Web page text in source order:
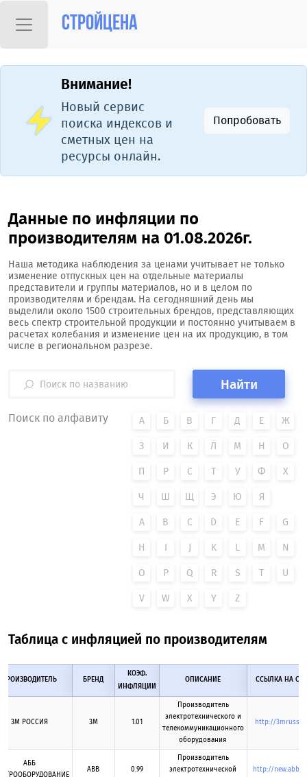
Стройцена
Внимание!
Новый сервис
поиска индексов и
сметных цен на
ресурсы онлайн.
Попробовать
Данные по инфляции по
производителям на 01.08.2026г.
Наша методика наблюдения за ценами учитывает не только
изменение отпускных цен на отдельные материалы
представители и группы материалов, но и в целом по
производителям и брендам. На сегодняшний день мы
выделили около 1500 строительных брендов, представляющих
весь спектр строительной продукции и постоянно учитываем в
расчетах колебания и изменение цен на их продукцию, в том
числе в региональном разрезе.
Найти
Поиск по алфавиту А Б В Г Д Е Ж
З И К Л М Н О
П Р С Т У Ф Х
Ч Ш Щ Э Ю Я
A B C D E F G
H I J K L M N
O P Q R S T U
V W X Y Z
Таблица с инфляцией по производителям
ПРОИЗВОДИТЕЛЬ БРЕНД
КОЭФ.
ИНФЛЯЦИИ
ОПИСАНИЕ ССЫЛКА НА
3М РОССИЯ 3M 1.01
Производитель
электротехнического и
телекоммуникационного
оборудования
http://
АББ
ABB 0.99
Производитель
электротехнической
http://